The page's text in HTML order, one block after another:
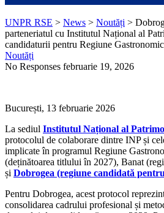
UNPR RSE > News > Noutăți >
parteneriatul cu Institutul Național al
candidaturii pentru Regiune
Noutăți
No Responses februarie 19, 2026
București, 13 februarie 2026
La sediul Institutul Național al
protocolul de colaborare dintre INP și
implicate în programul Regiune
(deținătoarea titlului în 2027), Banat
și Dobrogea (regiune candidată
Pentru Dobrogea, acest protocol
consolidarea cadrului profesional și